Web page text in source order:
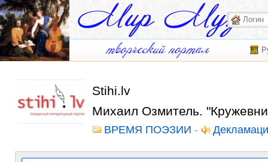
Stihi.lv
Михаил Озмитель.
ВРЕМЯ ПОЭЗИИ -